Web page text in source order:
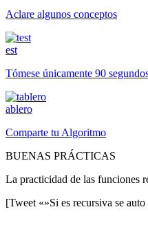
Aclare algunos conceptos
est
Tómese únicamente 90
ablero
Comparte tu Algoritmo
BUENAS PRÁCTICAS
La practicidad de las funciones
[Tweet «»Si es recursiva se